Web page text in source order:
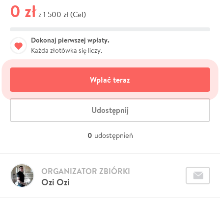
0 zł z 1 500 zł (Cel)
Dokonaj pierwszej wpłaty.
Każda złotówka się liczy.
Wpłać teraz
Udostępnij
0 udostępnień
Ozi Ozi
ORGANIZATOR ZBIÓRKI